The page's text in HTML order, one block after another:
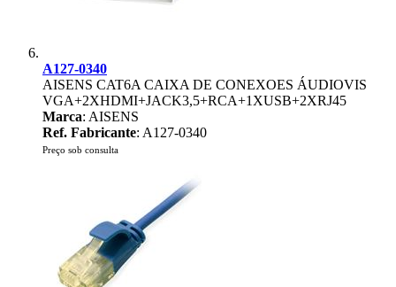
A127-0340
AISENS CAT6A CAIXA DE CONEXOES ÁUDIOVIS
VGA+2XHDMI+JACK3,5+RCA+1XUSB+2XRJ45
Marca: AISENS
Ref. Fabricante: A127-0340
Preço sob consulta